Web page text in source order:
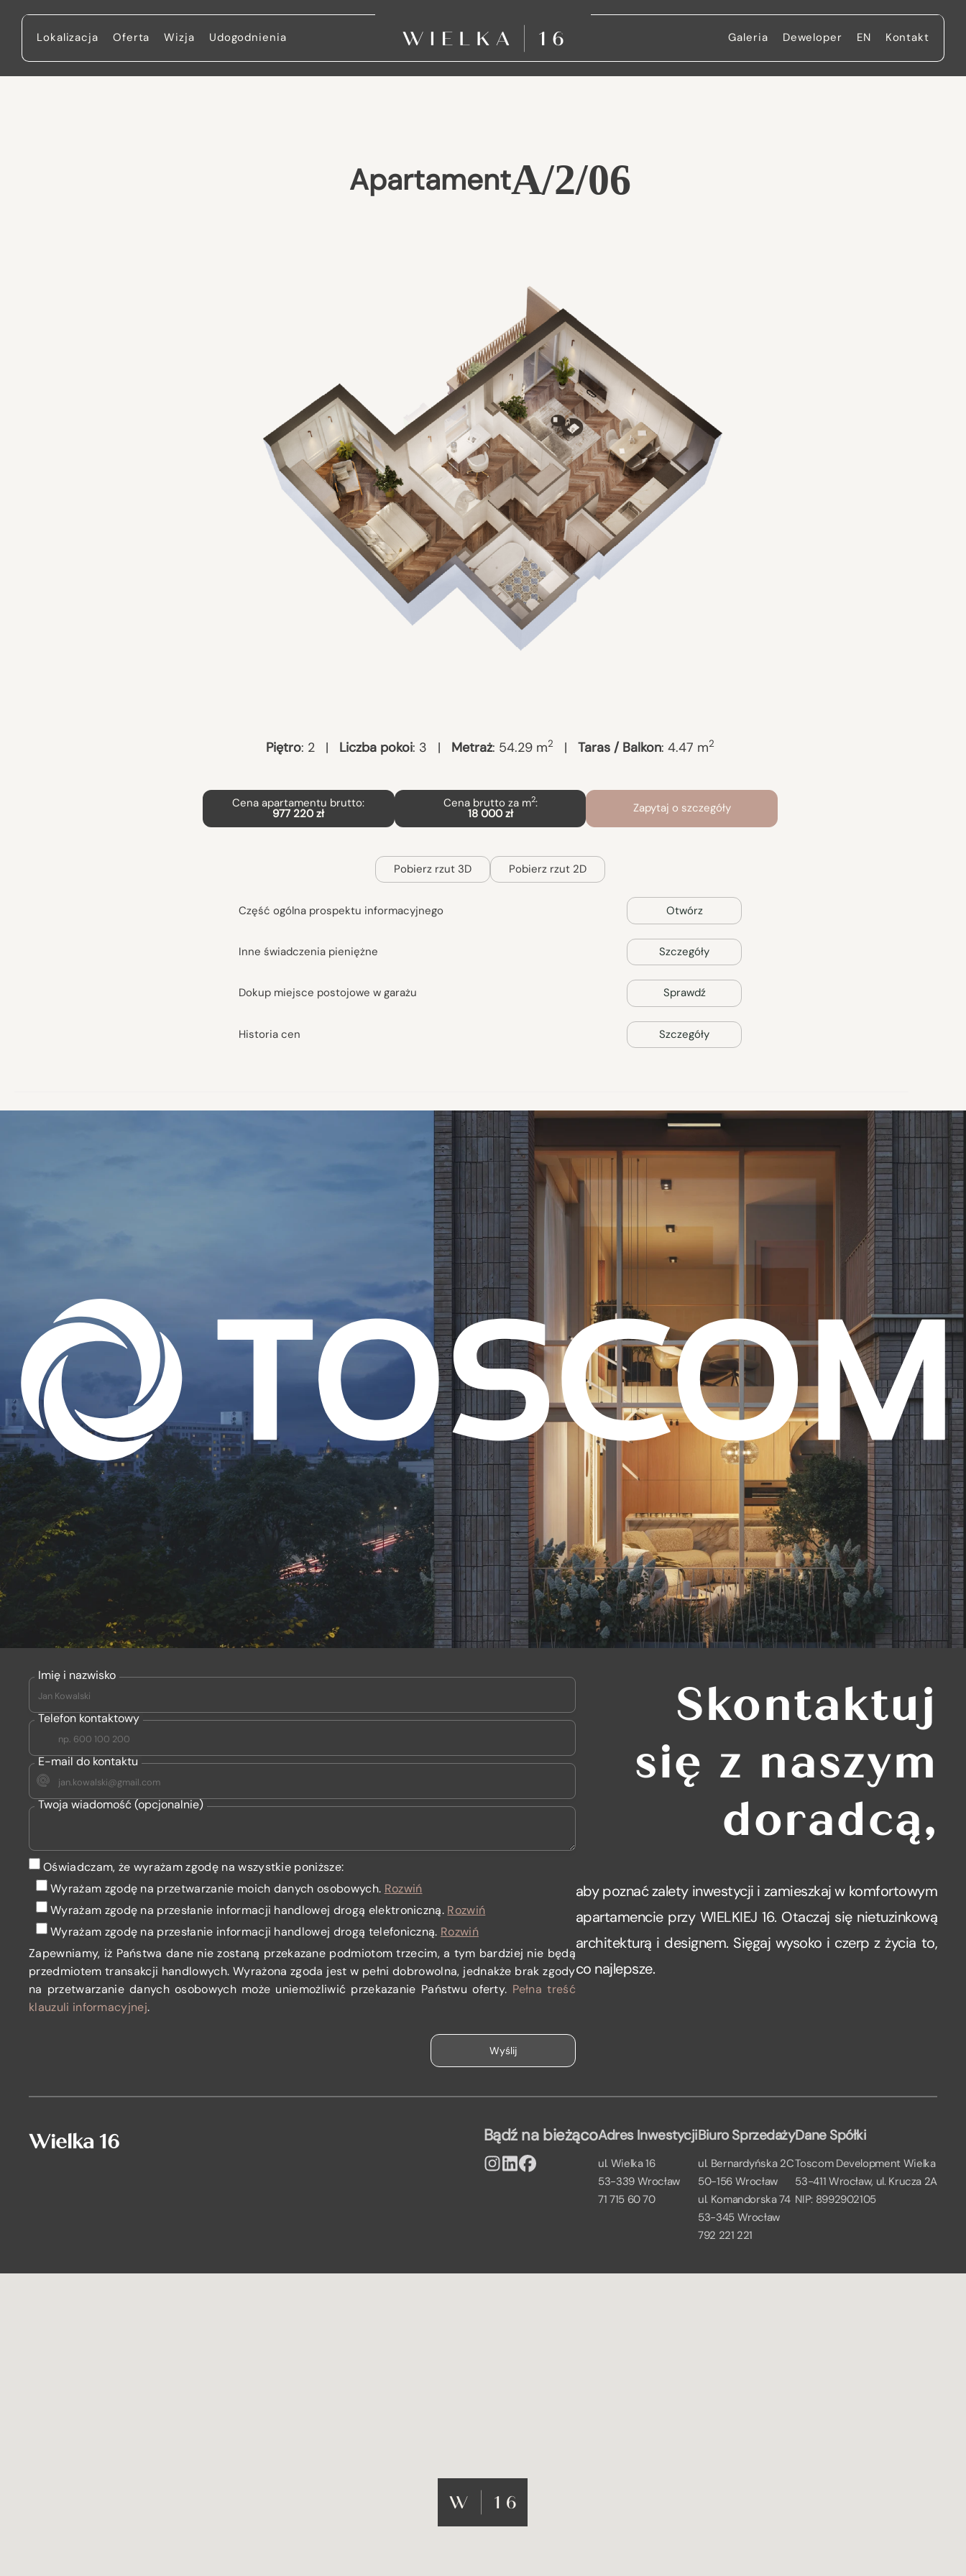
Lokalizacja Oferta Wizja Udogodnienia Galeria Deweloper EN Kontakt
ApartamentA/2/06
Piętro: 2 | Liczba pokoi: 3 | Metraż: 54.29 m2 | Taras / Balkon: 4.47 m2
Cena apartamentu brutto:
977 220 zł
Cena brutto za m2:
18 000 zł Zapytaj o szczegóły
Pobierz rzut 3D Pobierz rzut 2D
Część ogólna prospektu informacyjnego Otwórz
Inne świadczenia pieniężne Szczegóły
Dokup miejsce postojowe w garażu Sprawdź
Historia cen Szczegóły
Imię i nazwisko
Telefon kontaktowy
E-mail do kontaktu
Twoja wiadomość (opcjonalnie)
Oświadczam, że wyrażam zgodę na wszystkie poniższe:
Wyrażam zgodę na przetwarzanie moich danych osobowych. Rozwiń
Wyrażam zgodę na przesłanie informacji handlowej drogą elektroniczną. Rozwiń
Wyrażam zgodę na przesłanie informacji handlowej drogą telefoniczną. Rozwiń
Zapewniamy, iż Państwa dane nie zostaną przekazane podmiotom trzecim, a tym bardziej nie będą
przedmiotem transakcji handlowych. Wyrażona zgoda jest w pełni dobrowolna, jednakże brak zgody
na przetwarzanie danych osobowych może uniemożliwić przekazanie Państwu oferty. Pełna treść
klauzuli informacyjnej.
Skontaktuj
się z naszym
doradcą,
aby poznać zalety inwestycji i zamieszkaj w komfortowym
apartamencie przy WIELKIEJ 16. Otaczaj się nietuzinkową
architekturą i designem. Sięgaj wysoko i czerp z życia to,
co najlepsze.
Wielka 16 Bądź na bieżącoAdres Inwestycji
ul. Wielka 16
53-339 Wrocław
71 715 60 70
Biuro Sprzedaży
ul. Bernardyńska 2C
50-156 Wrocław
ul. Komandorska 74
53-345 Wrocław
792 221 221
Dane Spółki
Toscom Development Wielka
53-411 Wrocław, ul. Krucza 2A
NIP: 8992902105